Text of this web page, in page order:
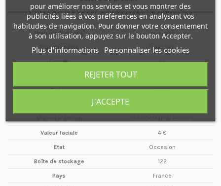
Nombre de pages 56 pages
Type de média Magazine
Format A4
Année 2006
Valeur faciale 4 €
Etat Occasion
Boîte de stockage 122
Pays France
pour améliorer nos services et vous montrer des
publicités liées à vos préférences en analysant vos
habitudes de navigation. Pour donner votre consentement
à son utilisation, appuyez sur le bouton Accepter.
Plus d'informations Personnaliser les cookies
REJETER TOUT
J'ACCEPTE